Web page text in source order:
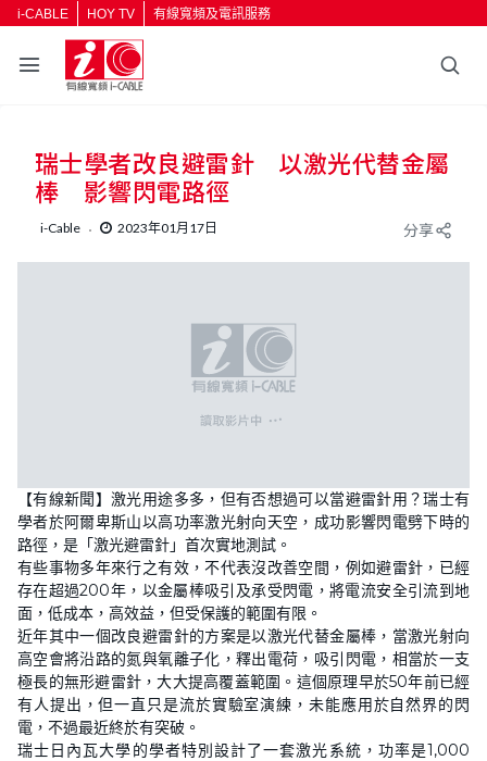
i-CABLE HOY TV 有線寬頻及電訊服務
返回
按輸入鍵開始搜尋
瑞士學者改良避雷針 以激光代替金屬
棒 影響閃電路徑
i-Cable 2023年01月17日 分享
【有線新聞】激光用途多多，但有否想過可以當避雷針用？瑞士有
學者於阿爾卑斯山以高功率激光射向天空，成功影響閃電劈下時的
路徑，是「激光避雷針」首次實地測試。
有些事物多年來行之有效，不代表沒改善空間，例如避雷針，已經
存在超過200年，以金屬棒吸引及承受閃電，將電流安全引流到地
面，低成本，高效益，但受保護的範圍有限。
近年其中一個改良避雷針的方案是以激光代替金屬棒，當激光射向
高空會將沿路的氮與氧離子化，釋出電荷，吸引閃電，相當於一支
極長的無形避雷針，大大提高覆蓋範圍。這個原理早於50年前已經
有人提出，但一直只是流於實驗室演練，未能應用於自然界的閃
電，不過最近終於有突破。
瑞士日內瓦大學的學者特別設計了一套激光系統，功率是1,000